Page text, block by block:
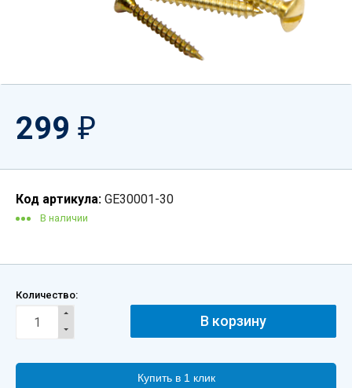
299 ₽
Код артикула: GE30001-30
В наличии
Количество:
Купить в 1 клик